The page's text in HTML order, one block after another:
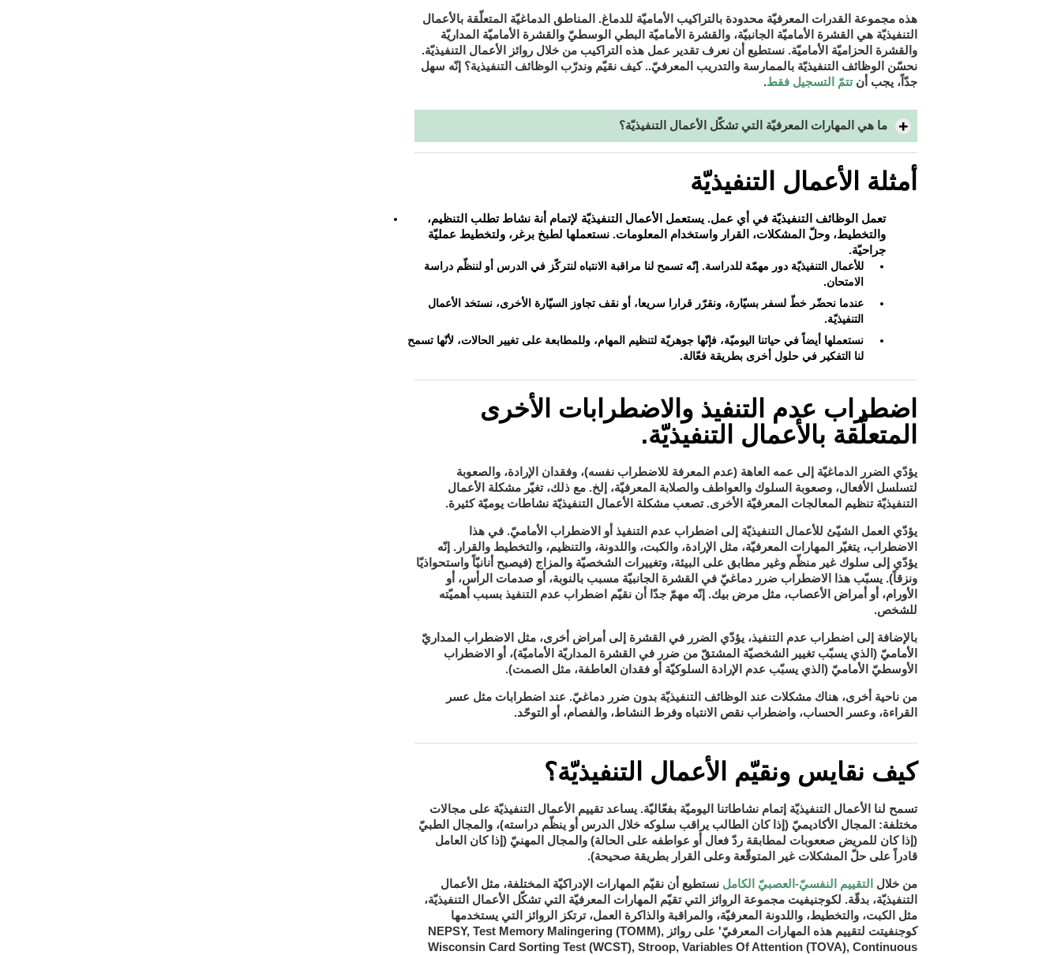
هذه مجموعة القدرات المعرفيّة محدودة بالتراكيب الأماميّة للدماغ. المناطق الدماغيّة المتعلّقة بالأعمال
التنفيذيّة هي القشرة الأماميّة الجانبيّة، والقشرة الأماميّة البطي الوسطيّ والقشرة الأماميّة المداريّة
والقشرة الحزاميّة الأماميّة. نستطيع أن نعرف تقدير عمل هذه التراكيب من خلال روائز الأعمال التنفيذيّة.
نحسّن الوظائف التنفيذيّة بالممارسة والتدريب المعرفيّ.. كيف نقيّم وندرّب الوظائف التنفيذية؟ إنّه سهل
جدّاً، يجب أنتتمّ التسجيل فقط.
ما هي المهارات المعرفيّة التي تشكّل الأعمال التنفيذيّة؟
أمثلة الأعمال التنفيذيّة
تعمل الوظائف التنفيذيّة في أي عمل. يستعمل الأعمال التنفيذيّة لإتمام أنة نشاط تطلب التنظيم،
والتخطيط، وحلّ المشكلات، القرار واستخدام المعلومات. نستعملها لطبخ برغر، ولتخطيط عمليّة
جراحيّة.
للأعمال التنفيذيّة دور مهمّة للدراسة. إنّه تسمح لنا مراقبة الانتباه لنتركّز في الدرس أو لننظّم دراسة
الامتحان.
عندما نحضّر خطّ لسفر بسيّارة، ونقرّر قرارا سريعا، أو نقف تجاوز السيّارة الأخرى، نستخد الأعمال
التنفيذيّة.
نستعملها أيضاً في حياتنا اليوميّة، فإنّها جوهريّة لتنظيم المهام، وللمطابعة على تغيير الحالات، لأنّها تسمح
لنا التفكير في حلول أخرى بطريقة فعّالة.
اضطراب عدم التنفيذ والاضطرابات الأخرى
المتعلّقة بالأعمال التنفيذيّة.
يؤدّي الضرر الدماغيّة إلى عمه العاهة (عدم المعرفة للاضطراب نفسه)، وفقدان الإرادة، والصعوبة
لتسلسل الأفعال، وصعوبة السلوك والعواطف والصلابة المعرفيّة، إلخ. مع ذلك، تغيّر مشكلة الأعمال
التنفيذيّة تنظيم المعالجات المعرفيّة الأخرى.تصعب مشكلة الأعمال التنفيذيّة نشاطات يوميّة كثيرة.
يؤدّي العمل الشيّئ للأعمال التنفيذيّة إلى اضطراب عدم التنفيذ أو الاضطراب الأماميّ. في هذا
الاضطراب، يتغيّر المهارات المعرفيّة، مثل الإرادة، والكبت، واللدونة، والتنظيم، والتخطيط والقرار. إنّه
يؤدّي إلى سلوك غير منظّم وغير مطابق على البيئة، وتغييرات الشخصيّة والمزاج (فيصبح أنانيّاً واستحواذيّا
ونزقاً). يسبّب هذا الاضطراب ضرر دماغيّ في القشرة الجانبيّة مسبب بالنوبة، أو صدمات الرأس، أو
الأورام، أو أمراض الأعصاب، مثل مرض بيك. إنّه مهمّ جدّا أن نقيّم اضطراب عدم التنفيذ بسبب أهميّته
للشخص.
بالإضافة إلى اضطراب عدم التنفيذ، يؤدّي الضرر في القشرة إلى أمراض أخرى، مثل
الاضطراب المداريّ
الأماميّ (الذي يسبّب تغيير الشخصيّة المشتقّ من ضرر في القشرة المداريّة الأماميّة)، أو الاضطراب
الأوسطيّ الأماميّ (الذي يسبّب عدم الإرادة السلوكيّة أو فقدان العاطفة، مثل الصمت).
من ناحية أخرى، هناك مشكلات عند الوظائف التنفيذيّة بدون ضرر دماغيّ. عند اضطرابات مثل عسر
القراءة، وعسر الحساب، و اضطراب نقص الانتباه وفرط النشاط، و الفصام، أو التوحّد.
كيف نقايس ونقيّم الأعمال التنفيذيّة؟
تسمح لنا الأعمال التنفيذيّة إتمام نشاطاتنا اليوميّة بفعّاليّة. يساعد تقييم الأعمال التنفيذيّة على مجالات
مختلفة:
المجال الأكاديميّ (إذا كان الطالب يراقب سلوكه خلال الدرس أو ينظّم دراسته)، والمجال الطبيّ
(إذا كان للمريض صععوبات لمطابقة ردّ فعال أو عواطفه على الحالة) والمجال المهنيّ (إذا كان العامل
قادراً على حلّ المشكلات غير المتوقّعة وعلى القرار بطريقة صحيحة).
من خلال التقييم النفسيّ-العصبيّ الكامل نستطيع أن نقيّم المهارات الإدراكيّة المختلفة، مثل الأعمال
التنفيذيّة، بدقّة. لكوجنيفيت مجموعة الروائز التي تقيّم المهارات المعرفيّة التي تشكّل الأعمال التنفيذيّة،
مثل الكبت، والتخطيط، واللدونة المعرفيّة، والمراقبة والذاكرة العمل، ترتكز الروائز التي يستخدمها
كوجنفيتت
لتقييم هذه المهارات المعرفيّ' على روائز NEPSY, Test Memory Malingering (TOMM),
Wisconsin Card Sorting Test (WCST), Stroop, Variables Of Attention (TOVA), Continuous